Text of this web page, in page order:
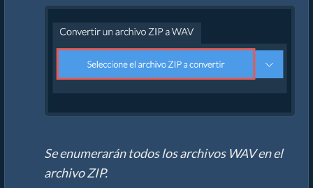
Se enumerarán todos los archivos WAV en el
archivo ZIP.